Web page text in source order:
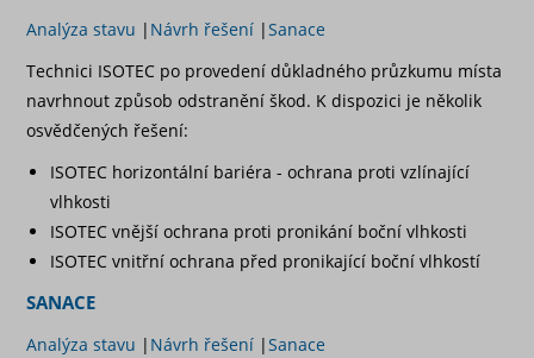
Analýza stavu | Návrh řešení |Sanace
Technici ISOTEC po provedení důkladného průzkumu místa
navrhnout způsob odstranění škod. K dispozici je několik
osvědčených řešení:
ISOTEC horizontální bariéra - ochrana proti vzlínající
vlhkosti
ISOTEC vnější ochrana proti pronikání boční vlhkosti
ISOTEC vnitřní ochrana před pronikající boční vlhkostí
SANACE
Analýza stavu | Návrh řešení |Sanace